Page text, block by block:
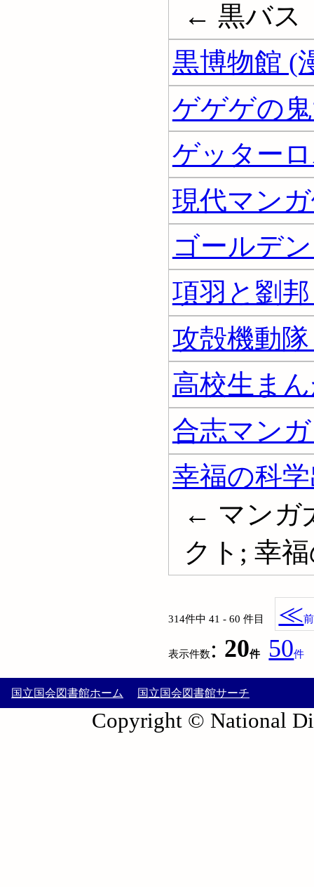
← 黒バス
黒博物館 (
ゲゲゲの
ゲッター
現代マン
ゴールデ
項羽と劉
攻殻機動
高校生ま
合志マン
幸福の科
← マンガ
クト; 幸
314件中 41 - 60 件目 ≪前
表示件数 : 20件 50件
国立国会図書館ホーム 国立国会図書館サーチ
Copyright © National